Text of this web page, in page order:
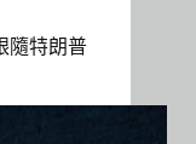
隨特朗普